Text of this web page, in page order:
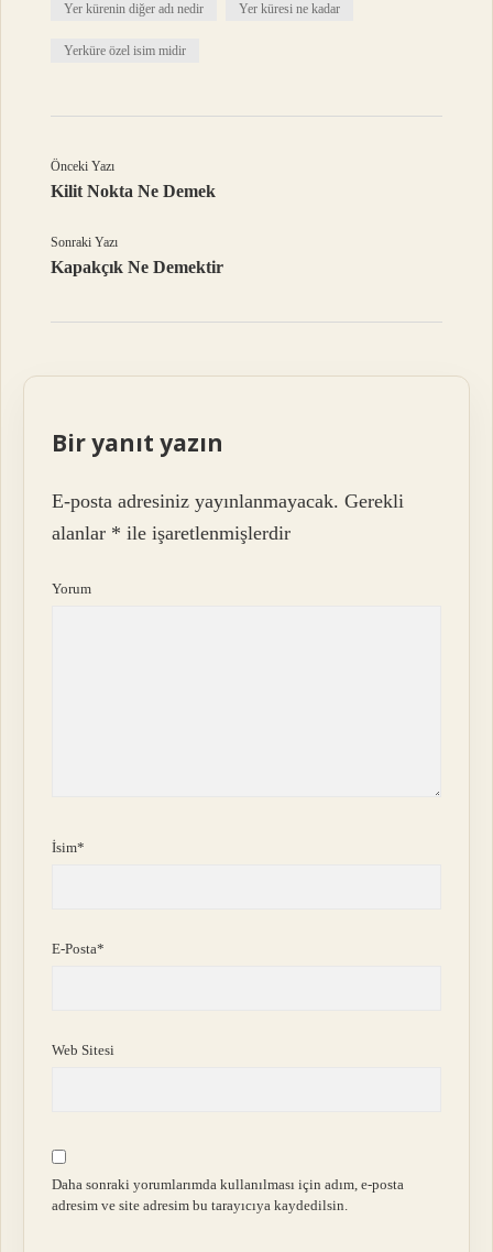
Yer kürenin diğer adı nedir Yer küresi ne kadar
Yerküre özel isim midir
Önceki Yazı
Kilit Nokta Ne Demek
Sonraki Yazı
Kapakçık Ne Demektir
Bir yanıt yazın
E-posta adresiniz yayınlanmayacak. Gerekli
alanlar * ile işaretlenmişlerdir
Yorum
İsim*
E-Posta*
Web Sitesi
Daha sonraki yorumlarımda kullanılması için adım, e-posta
adresim ve site adresim bu tarayıcıya kaydedilsin.